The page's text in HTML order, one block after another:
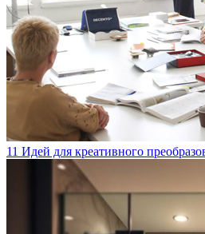
11 Идей для креативного